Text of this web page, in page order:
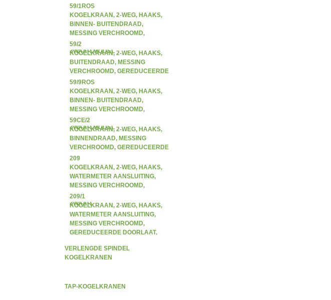
DOORLAAT, ZWAAR MODEL
59/1ROS
KOGELKRAAN, 2-WEG, HAAKS,
BINNEN- BUITENDRAAD,
MESSING VERCHROOMD,
GEREDUCEERDE DOORLAAT,
ZWAAR MODEL
59/2
KOGELKRAAN, 2-WEG, HAAKS,
BUITENDRAAD, MESSING
VERCHROOMD, GEREDUCEERDE
DOORLAAT, ZWAAR MODEL
59/9ROS
KOGELKRAAN, 2-WEG, HAAKS,
BINNEN- BUITENDRAAD,
MESSING VERCHROOMD,
GEREDUCEERDE DOORLAAT,
ZWAAR MODEL
59CE/2
KOGELKRAAN, 2-WEG, HAAKS,
BINNENDRAAD, MESSING
VERCHROOMD, GEREDUCEERDE
DOORLAAT, TESTPLUG, ZWAAR
209
KOGELKRAAN, 2-WEG, HAAKS,
WATERMETER AANSLUITING,
MESSING VERCHROOMD,
GEREDUCEERDE DOORLAAT,
ZWAAR
209/1
KOGELKRAAN, 2-WEG, HAAKS,
WATERMETER AANSLUITING,
MESSING VERCHROOMD,
GEREDUCEERDE DOORLAAT,
VERLENGDE SPINDEL
KOGELKRANEN
TAP-KOGELKRANEN